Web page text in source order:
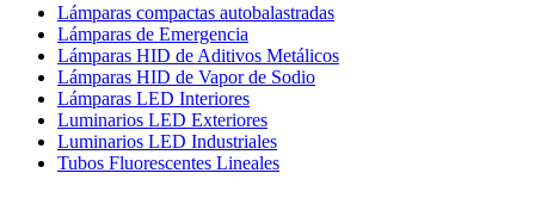
Lámparas compactas autobalastradas
Lámparas de Emergencia
Lámparas HID de Aditivos Metálicos
Lámparas HID de Vapor de Sodio
Lámparas LED Interiores
Luminarios LED Exteriores
Luminarios LED Industriales
Tubos Fluorescentes Lineales